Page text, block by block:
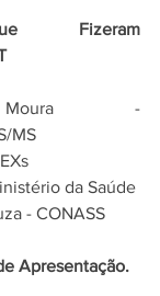
Fizeram
Moura -
MS
da Saúde
- CONASS
Apresentação.